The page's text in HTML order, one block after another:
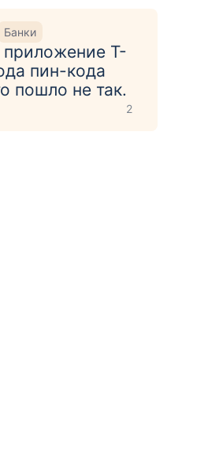
Банки
приложение Т-
пин-кода
пошло не так.
2